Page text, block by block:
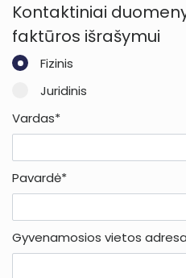
Kontaktiniai
faktūros išrašymui
Fizinis
Juridinis
Vardas*
Pavardė*
Gyvenamosios vietos